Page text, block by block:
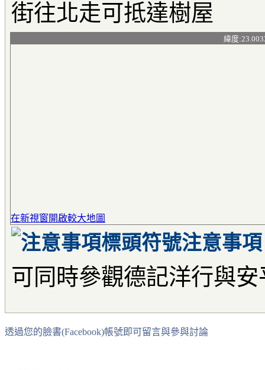
街往北走可抵達樹屋
緯度
在新視窗開啟較大地圖
注意事項
可同時參觀德記洋行與安
透過您的臉書(Facebook)帳號即可留言與參與討論